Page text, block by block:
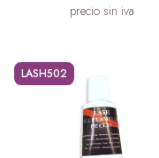
precio sin iva
LASH502